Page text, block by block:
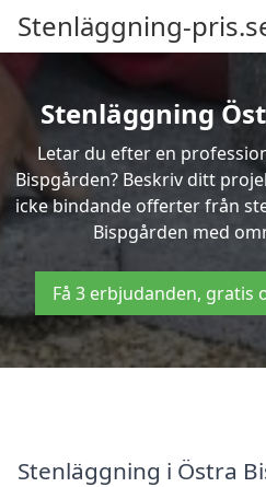
Stenläggning-
Stenläggning
Letar du efter en
Bispgården? Beskriv ditt
icke bindande offerter från
Bispgården med
Få 3 erbjudanden,
Stenläggning i Östra